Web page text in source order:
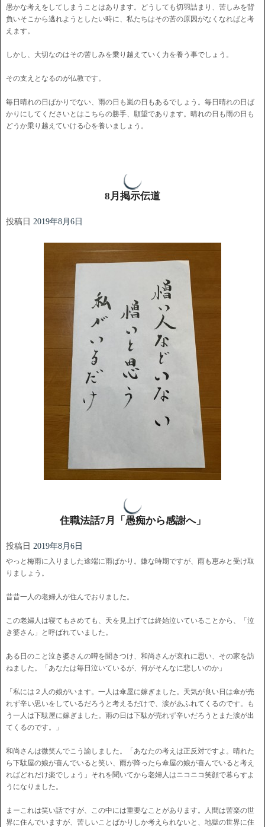
愚かな考えをしてしまうことはあります。どうしても切羽詰まり、苦しみを背
負いそこから逃れようとしたい時に、私たちはその苦の原因がなくなればと考
えます。
しかし、大切なのはその苦しみを乗り越えていく力を養う事でしょう。
その支えとなるのが仏教です。
毎日晴れの日ばかりでない、雨の日も嵐の日もあるでしょう。毎日晴れの日ば
かりにしてくださいとはこちらの勝手、願望であります。晴れの日も雨の日も
どうか乗り越えていける心を養いましょう。
8月掲示伝道
投稿日 2019年8月6日
住職法話7月「愚痴から感謝へ」
投稿日 2019年8月6日
やっと梅雨に入りました途端に雨ばかり。嫌な時期ですが、雨も恵みと受け取
りましょう。
昔昔一人の老婦人が住んでおりました。
この老婦人は寝てもさめても、天を見上げては終始泣いていることから、「泣
き婆さん」と呼ばれていました。
ある日のこと泣き婆さんの噂を聞きつけ、和尚さんが哀れに思い、その家を訪
ねました。「あなたは毎日泣いているが、何がそんなに悲しいのか」
「私には２人の娘がいます。一人は傘屋に嫁ぎました。天気が良い日は傘が売
れず辛い思いをしているだろうと考えるだけで、涙があふれてくるのです。も
う一人は下駄屋に嫁ぎました。雨の日は下駄が売れず辛いだろうとまた涙が出
てくるのです。」
和尚さんは微笑んでこう諭しました。「あなたの考えは正反対ですよ。晴れた
ら下駄屋の娘が喜んでいると笑い、雨が降ったら傘屋の娘が喜んでいると考え
ればどれだけ楽でしょう」それを聞いてから老婦人はニコニコ笑顔で暮らすよ
うになりました。
まーこれは笑い話ですが、この中には重要なことがあります。人間は苦楽の世
界に住んでいますが、苦しいことばかりしか考えられないと、地獄の世界に住